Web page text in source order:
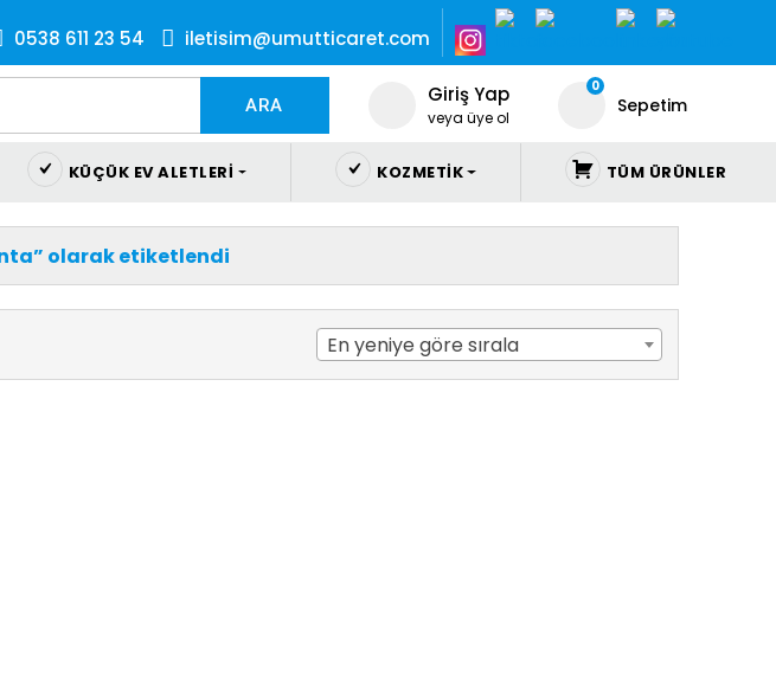
0538 611 23 54 iletisim@umutticaret.com
ARA Giriş Yap
veya üye ol
0
Sepetim
KÜÇÜK EV ALETLERI KOZMETIK TÜM ÜRÜNLER
olarak etiketlendi
En yeniye göre sırala